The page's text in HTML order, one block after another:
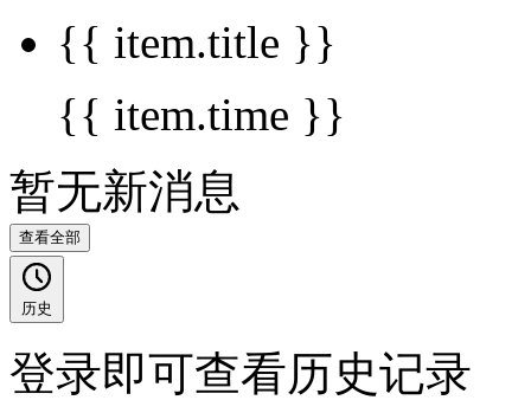
{{ item.title }}
{{ item.time }}
暂无新消息
查看全部
历史
登录即可查看历史记录